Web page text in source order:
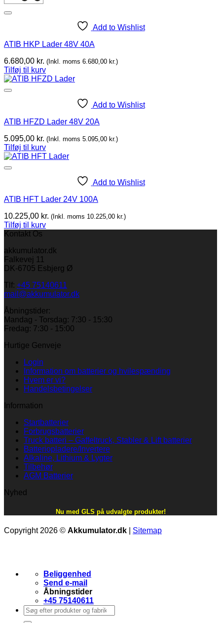
Add to Wishlist
ATIB HKP Lader 48V 40A
6.680,00 kr. (Inkl. moms 6.680,00 kr.)
Tilføj til kurv
Add to Wishlist
ATIB HFZD Lader 48V 20A
5.095,00 kr. (Inkl. moms 5.095,00 kr.)
Tilføj til kurv
Add to Wishlist
ATIB HFT Lader 24V 100A
10.225,00 kr. (Inkl. moms 10.225,00 kr.)
Tilføj til kurv
Kontakt Os
akkumulator.dk
Falkevej 11
DK-6705 Esbjerg Ø
Tlf: +45 75140611
mail@akkumulator.dk
Åbningstider:
Mandag - Torsdag: 7:30 - 15:30
Fredag: 7:30 - 15:00
Hurtige Genveje
Login
Information om batterier og hvilespænding
Hvem er vi?
Handelsbetingelser
Information
Startbatterier
Forbrugsbatterier
Truck batteri – Gaffeltruck, Stabler & Lift batterier
Batteriopladere/Invertere
Alkaline, Lithium & Lygter
Tilbehør
AGM Batterier
Nyhed
Nu med GLS på udvalgte produkter!
Copyright 2026 © Akkumulator.dk Sitemap
Beliggenhed
Send e-mail
Åbningstider
+45 75140611
Søg
efter: